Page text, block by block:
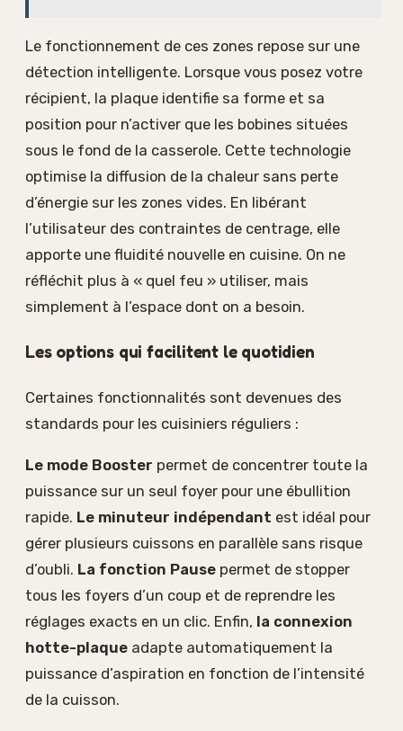
Le fonctionnement de ces zones repose sur une
détection intelligente. Lorsque vous posez votre
récipient, la plaque identifie sa forme et sa
position pour n’activer que les bobines situées
sous le fond de la casserole. Cette technologie
optimise la diffusion de la chaleur sans perte
d’énergie sur les zones vides. En libérant
l’utilisateur des contraintes de centrage, elle
apporte une fluidité nouvelle en cuisine. On ne
réfléchit plus à « quel feu » utiliser, mais
simplement à l’espace dont on a besoin.
Les options qui facilitent le quotidien
Certaines fonctionnalités sont devenues des
standards pour les cuisiniers réguliers :
Le mode Booster permet de concentrer toute la
puissance sur un seul foyer pour une ébullition
rapide. Le minuteur indépendant est idéal pour
gérer plusieurs cuissons en parallèle sans risque
d’oubli. La fonction Pause permet de stopper
tous les foyers d’un coup et de reprendre les
réglages exacts en un clic. Enfin, la connexion
hotte-plaque adapte automatiquement la
puissance d’aspiration en fonction de l’intensité
de la cuisson.